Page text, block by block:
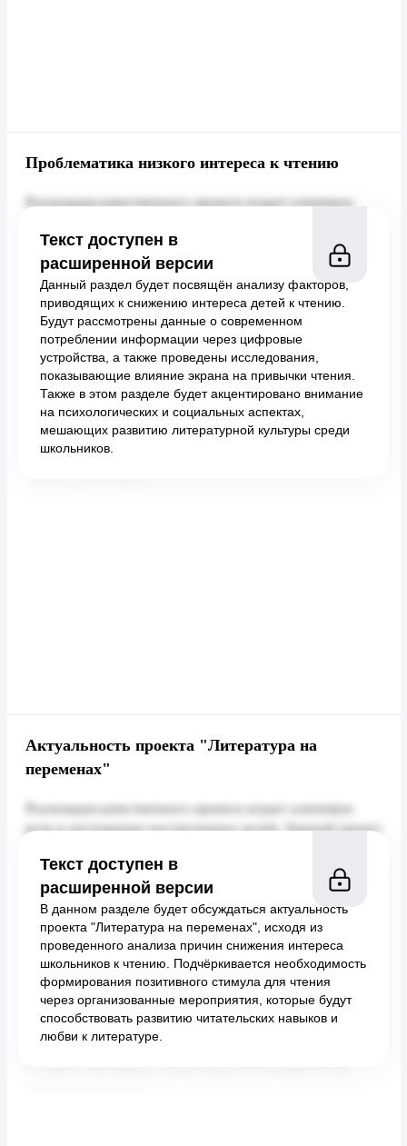
Проблематика низкого интереса к чтению
Текст доступен в
расширенной версии
Данный раздел будет посвящён анализу факторов,
приводящих к снижению интереса детей к чтению.
Будут рассмотрены данные о современном
потреблении информации через цифровые
устройства, а также проведены исследования,
показывающие влияние экрана на привычки чтения.
Также в этом разделе будет акцентировано внимание
на психологических и социальных аспектах,
мешающих развитию литературной культуры среди
школьников.
Актуальность проекта "Литература на
переменах"
Текст доступен в
расширенной версии
В данном разделе будет обсуждаться актуальность
проекта "Литература на переменах", исходя из
проведенного анализа причин снижения интереса
школьников к чтению. Подчёркивается необходимость
формирования позитивного стимула для чтения
через организованные мероприятия, которые будут
способствовать развитию читательских навыков и
любви к литературе.